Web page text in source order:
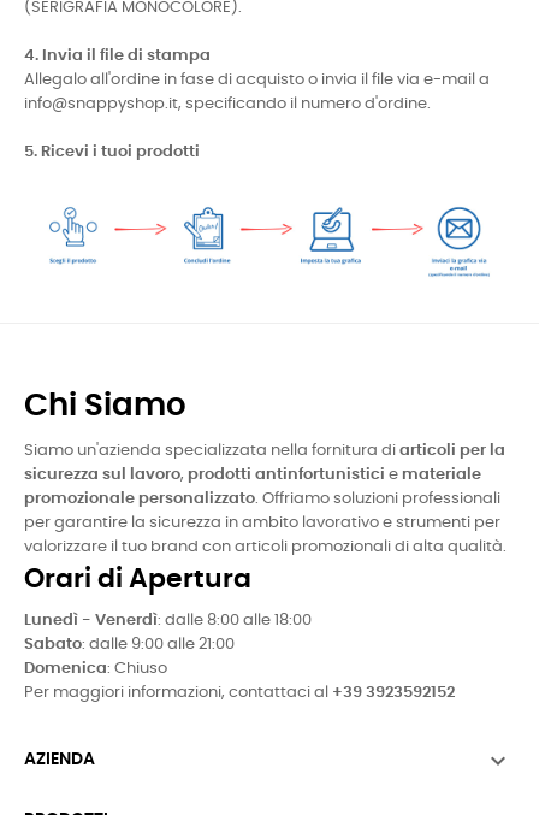
(SERIGRAFIA MONOCOLORE).
4. Invia il file di stampa
Allegalo all'ordine in fase di acquisto o invia il file via e-mail a
info@snappyshop.it, specificando il numero d'ordine.
5. Ricevi i tuoi prodotti
Chi Siamo
Siamo un'azienda specializzata nella fornitura di articoli per la
sicurezza sul lavoro, prodotti antinfortunistici e materiale
promozionale personalizzato. Offriamo soluzioni professionali
per garantire la sicurezza in ambito lavorativo e strumenti per
valorizzare il tuo brand con articoli promozionali di alta qualità.
Orari di Apertura
Lunedì - Venerdì: dalle 8:00 alle 18:00
Sabato: dalle 9:00 alle 21:00
Domenica: Chiuso
Per maggiori informazioni, contattaci al +39 3923592152
AZIENDA 